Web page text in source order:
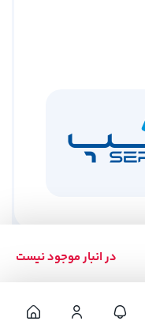
در انبار موجود نیست